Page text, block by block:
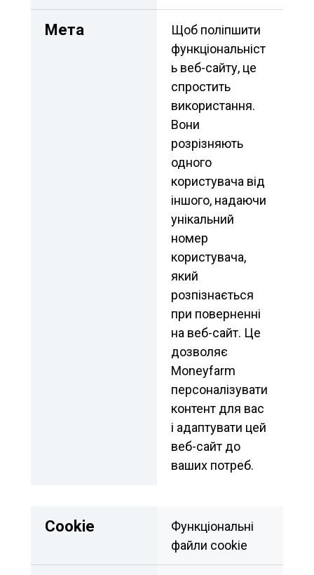
Мета
Щоб поліпшити
функціональніст
ь веб-сайту, це
спростить
використання.
Вони
розрізняють
одного
користувача від
іншого, надаючи
унікальний
номер
користувача,
який
розпізнається
при поверненні
на веб-сайт. Це
дозволяє
Moneyfarm
персоналізувати
контент для вас
і адаптувати цей
веб-сайт до
ваших потреб.
Сookie
Функціональні
файли cookie